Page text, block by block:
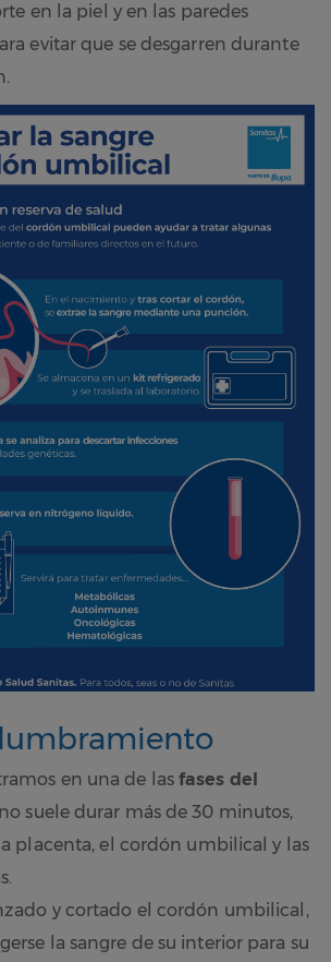
en la piel y en las paredes
evitar que se desgarren durante
en una de las fases del
suele durar más de 30 minutos,
placenta, el cordón umbilical y las
y cortado el cordón umbilical,
la sangre de su interior para su